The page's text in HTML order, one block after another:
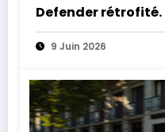
Defender rétrofité.
9 Juin 2026